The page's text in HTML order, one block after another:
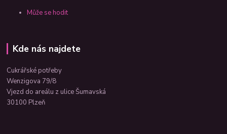
Může se hodit
Kde nás najdete
Cukrářské potřeby
Wenzigova 79/8
Vjezd do areálu z ulice Šumavská
30100 Plzeň